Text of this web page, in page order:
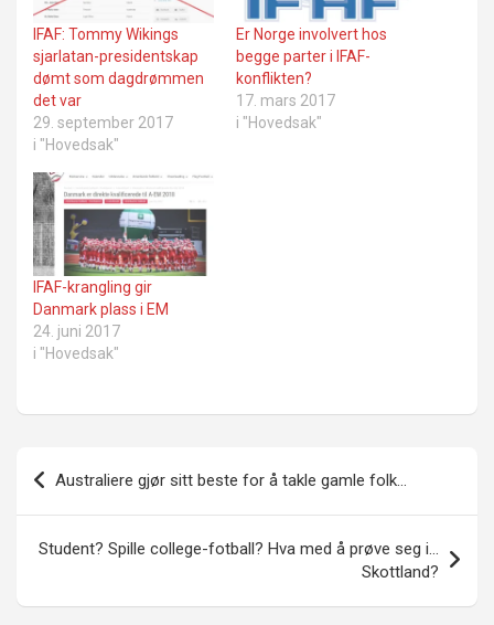
IFAF: Tommy Wikings
sjarlatan-presidentskap
dømt som dagdrømmen
det var
29. september 2017
i "Hovedsak"
Er Norge involvert hos
begge parter i IFAF-
konflikten?
17. mars 2017
i "Hovedsak"
IFAF-krangling gir
Danmark plass i EM
24. juni 2017
i "Hovedsak"
Innleggsnavigasjon
Australiere gjør sitt beste for å takle gamle folk…
Student? Spille college-fotball? Hva med å prøve seg i…
Skottland?